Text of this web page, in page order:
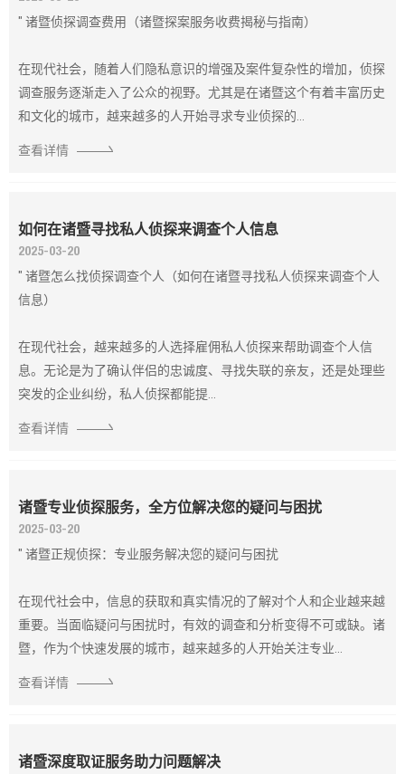
" 诸暨侦探调查费用（诸暨探案服务收费揭秘与指南）
在现代社会，随着人们隐私意识的增强及案件复杂性的增加，侦探
调查服务逐渐走入了公众的视野。尤其是在诸暨这个有着丰富历史
和文化的城市，越来越多的人开始寻求专业侦探的...
查看详情
如何在诸暨寻找私人侦探来调查个人信息
2025-03-20
" 诸暨怎么找侦探调查个人（如何在诸暨寻找私人侦探来调查个人
信息）
在现代社会，越来越多的人选择雇佣私人侦探来帮助调查个人信
息。无论是为了确认伴侣的忠诚度、寻找失联的亲友，还是处理些
突发的企业纠纷，私人侦探都能提...
查看详情
诸暨专业侦探服务，全方位解决您的疑问与困扰
2025-03-20
" 诸暨正规侦探：专业服务解决您的疑问与困扰
在现代社会中，信息的获取和真实情况的了解对个人和企业越来越
重要。当面临疑问与困扰时，有效的调查和分析变得不可或缺。诸
暨，作为个快速发展的城市，越来越多的人开始关注专业...
查看详情
诸暨深度取证服务助力问题解决